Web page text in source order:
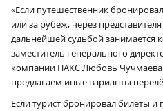
«Если путешественник
или за рубеж, через
дальнейшей судьбой занимается
заместитель генерального
компании ПАКС Любовь
предлагаем иные варианты
Если турист бронировал билеты